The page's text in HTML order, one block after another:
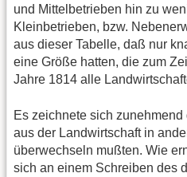
und Mittelbetrieben hin zu
Kleinbetrieben, bzw.
aus dieser Tabelle, daß nur
eine Größe hatten, die zum
Jahre 1814 alle
Es zeichnete sich
aus der Landwirtschaft in
überwechseln mußten. Wie
sich an einem Schreiben des